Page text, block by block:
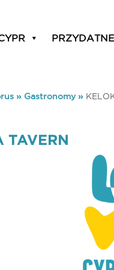
» Gastronomy»
TAVERN